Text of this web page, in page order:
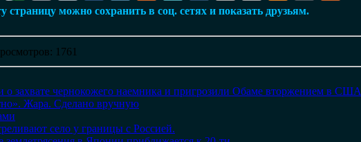
страницу можно сохранить в соц. сетях и показать друзьям.
: 1761
о захвате чернокожего наемника и пригрозили Обаме вторжением в США
Жара. Сделано вручную
село у границы с Россией.